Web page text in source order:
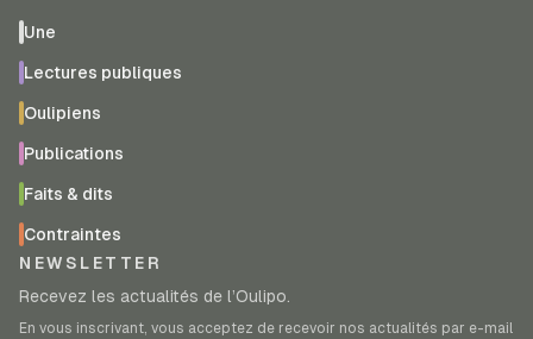
Une
Lectures publiques
Oulipiens
Publications
Faits & dits
Contraintes
NEWSLETTER
Recevez les actualités de l’Oulipo.
En vous inscrivant, vous acceptez de recevoir nos actualités par e-mail